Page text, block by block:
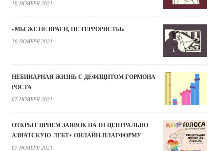
10 НОЯБРЯ 2021
«МЫ ЖЕ НЕ ВРАГИ, НЕ ТЕРРОРИСТЫ»
10 НОЯБРЯ 2021
НЕБИНАРНАЯ ЖИЗНЬ С ДЕФИЦИТОМ ГОРМОНА
РОСТА
07 НОЯБРЯ 2021
ОТКРЫТ ПРИЕМ ЗАЯВОК НА III ЦЕНТРАЛЬНО-
АЗИАТСКУЮ ЛГБТ+ ОНЛАЙН-ПЛАТФОРМУ
07 НОЯБРЯ 2021